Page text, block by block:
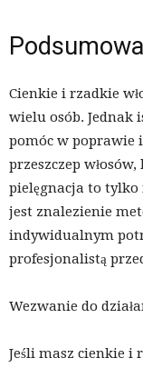
Cienkie i rzadkie
wielu osób. Jednak
pomóc w poprawie
przeszczep
pielęgnacja to tylko
jest znalezienie
indywidualnym
profesjonalistą
Wezwanie do
Jeśli masz cienkie i